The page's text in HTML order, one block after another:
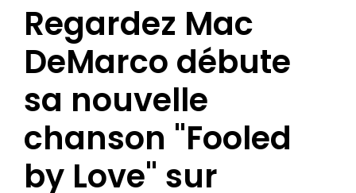
Regardez Mac
DeMarco débute
sa nouvelle
chanson "Fooled
by Love" sur